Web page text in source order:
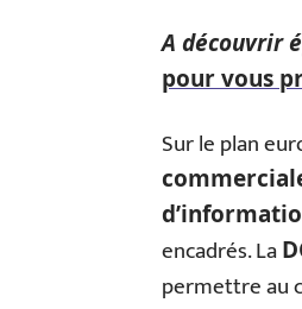
A découvrir
pour vous
Sur le plan
encadrés. La
permettre au